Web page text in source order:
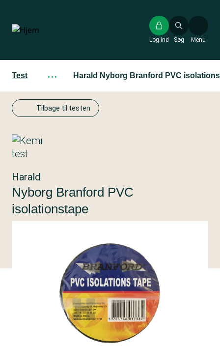
hovedindhold
Søg
Log ind Menu
Test ··· Harald Nyborg Branford PVC
Tilbage til testen
Harald
Nyborg Branford PVC
isolationstape